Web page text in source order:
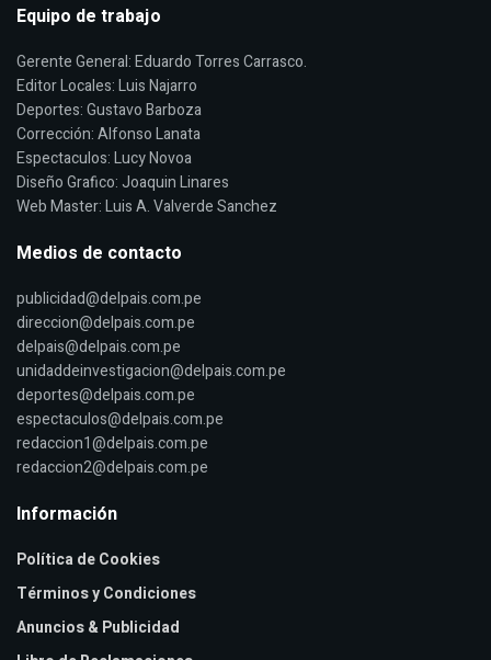
Equipo de trabajo
Gerente General: Eduardo Torres Carrasco.
Editor Locales: Luis Najarro
Deportes: Gustavo Barboza
Corrección: Alfonso Lanata
Espectaculos: Lucy Novoa
Diseño Grafico: Joaquin Linares
Web Master: Luis A. Valverde Sanchez
Medios de contacto
publicidad@delpais.com.pe
direccion@delpais.com.pe
delpais@delpais.com.pe
unidaddeinvestigacion@delpais.com.pe
deportes@delpais.com.pe
espectaculos@delpais.com.pe
redaccion1@delpais.com.pe
redaccion2@delpais.com.pe
Información
Política de Cookies
Términos y Condiciones
Anuncios & Publicidad